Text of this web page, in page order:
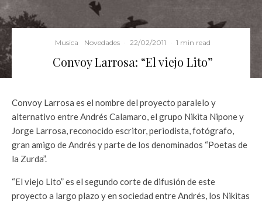
Musica Novedades · 22/02/2011 · 1 min read
Convoy Larrosa: “El viejo Lito”
Convoy Larrosa es el nombre del proyecto paralelo y
alternativo entre Andrés Calamaro, el grupo Nikita Nipone y
Jorge Larrosa, reconocido escritor, periodista, fotógrafo,
gran amigo de Andrés y parte de los denominados “Poetas de
la Zurda”.
“El viejo Lito” es el segundo corte de difusión de este
proyecto a largo plazo y en sociedad entre Andrés, los Nikitas